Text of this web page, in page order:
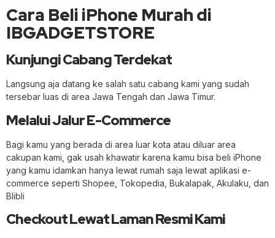
Cara Beli iPhone Murah di
IBGADGETSTORE
Kunjungi Cabang Terdekat
Langsung aja datang ke salah satu cabang kami yang sudah
tersebar luas di area Jawa Tengah dan Jawa Timur.
Melalui Jalur E-Commerce
Bagi kamu yang berada di area luar kota atau diluar area
cakupan kami, gak usah khawatir karena kamu bisa beli iPhone
yang kamu idamkan hanya lewat rumah saja lewat aplikasi e-
commerce seperti Shopee, Tokopedia, Bukalapak, Akulaku, dan
Blibli
Checkout Lewat Laman Resmi Kami